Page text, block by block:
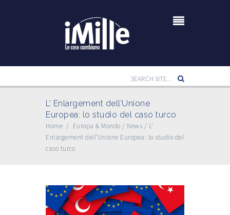
L’ Enlargement dell’Unione
Europea: lo studio del caso turco
Home / Europa & Mondo / News / L’
Enlargement dell’Unione Europea: lo studio del
caso turco